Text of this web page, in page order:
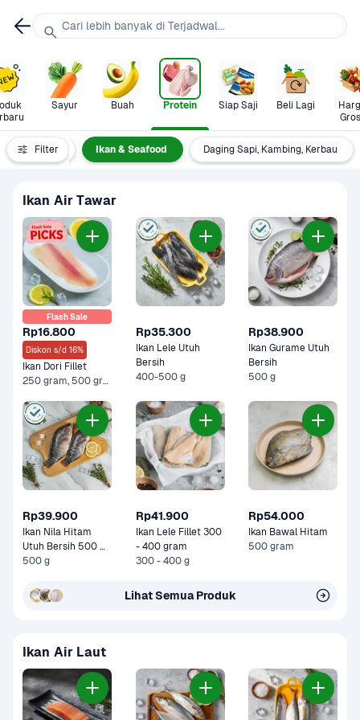
Sayur Buah Protein Siap Saji Beli Lagi
Filter
Nabati Ikan & Seafood Daging Sapi, Kambing, Kerbau
Ikan Air Tawar
Flash Sale
Rp16.800
Diskon s/d 16%
Ikan Dori Fillet
250 gram, 500 gram
Rp35.300
Ikan Lele Utuh
Bersih
400-500 g
Rp38.900
Ikan Gurame Utuh
Bersih
500 g
Rp39.900
Ikan Nila Hitam
Utuh Bersih 500
gram
500 g
Rp41.900
Ikan Lele Fillet 300
- 400 gram
300 - 400 g
Rp54.000
Ikan Bawal Hitam
500 gram
Lihat Semua Produk
Ikan Air Laut
Cari lebih banyak di Terjadwal...